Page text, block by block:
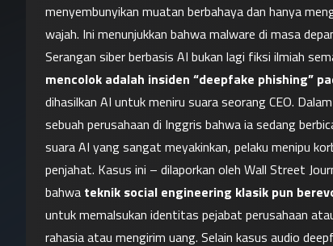
menyembunyikan muatan berbahaya dan hanya
wajah. Ini menunjukkan bahwa malware di masa
Serangan siber berbasis AI bukan lagi fiksi ilmiah
mencolok adalah insiden “deepfake phishing”
dihasilkan AI untuk meniru suara seorang CEO.
sebuah perusahaan di Inggris bahwa ia sedang
suara AI yang sangat meyakinkan, pelaku menipu
penjahat. Kasus ini – dilaporkan oleh Wall Street
bahwa teknik social engineering klasik pun
untuk memalsukan identitas pejabat perusahaan
rahasia atau mengirim uang. Selain kasus audio